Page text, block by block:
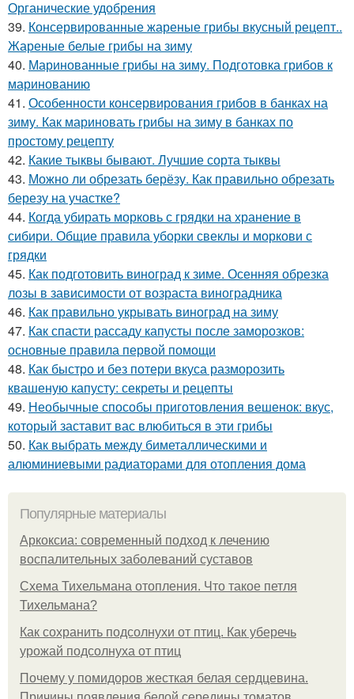
Органические удобрения
39. Консервированные жареные грибы вкусный рецепт..
Жареные белые грибы на зиму
40. Маринованные грибы на зиму. Подготовка грибов к
маринованию
41. Особенности консервирования грибов в банках на
зиму. Как мариновать грибы на зиму в банках по
простому рецепту
42. Какие тыквы бывают. Лучшие сорта тыквы
43. Можно ли обрезать берёзу. Как правильно обрезать
березу на участке?
44. Когда убирать морковь с грядки на хранение в
сибири. Общие правила уборки свеклы и моркови с
грядки
45. Как подготовить виноград к зиме. Осенняя обрезка
лозы в зависимости от возраста виноградника
46. Как правильно укрывать виноград на зиму
47. Как спасти рассаду капусты после заморозков:
основные правила первой помощи
48. Как быстро и без потери вкуса разморозить
квашеную капусту: секреты и рецепты
49. Необычные способы приготовления вешенок: вкус,
который заставит вас влюбиться в эти грибы
50. Как выбрать между биметаллическими и
алюминиевыми радиаторами для отопления дома
Популярные материалы
Аркоксиа: современный подход к лечению
воспалительных заболеваний суставов
Схема Тихельмана отопления. Что такое петля
Тихельмана?
Как сохранить подсолнухи от птиц. Как уберечь
урожай подсолнуха от птиц
Почему у помидоров жесткая белая сердцевина.